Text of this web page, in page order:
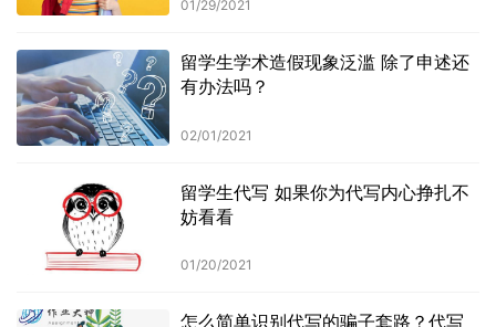
01/29/2021
留学生学术造假现象泛滥 除了申述还
有办法吗？
02/01/2021
留学生代写 如果你为代写内心挣扎不
妨看看
01/20/2021
怎么简单识别代写的骗子套路？代写